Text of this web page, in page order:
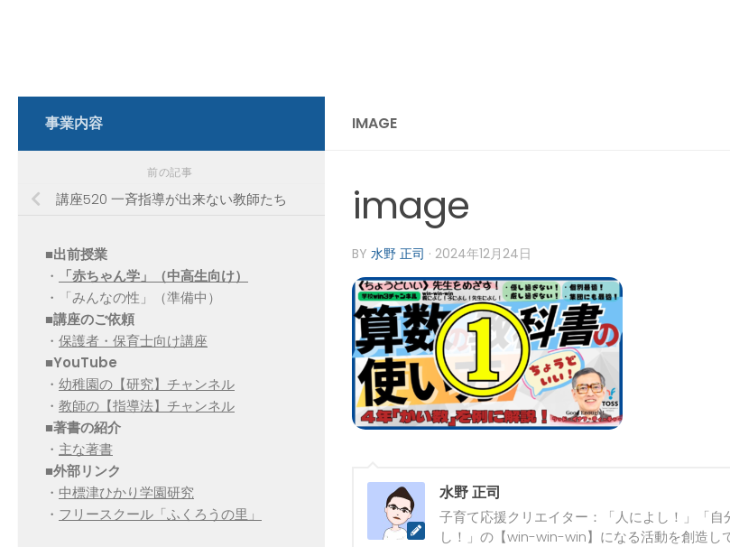
IMAGE
image
BY 水野 正司 · 2024年12月24日
水野 正司
子育て応援クリエイター：「人によし！」「自
し！」の【win-win-win】になる活動を創造し
事業内容
前の記事
講座520 一斉指導が出来ない教師たち
■出前授業
・
「赤ちゃん学」（中高生向け）
・「みんなの性」（準備中）
■講座のご依頼
・ 保護者・保育士向け講座
■YouTube
・ 幼稚園の【研究】チャンネル
・ 教師の【指導法】チャンネル
■著書の紹介
・ 主な著書
■外部リンク
・ 中標津ひかり学園研究
・ フリースクール「ふくろうの里」